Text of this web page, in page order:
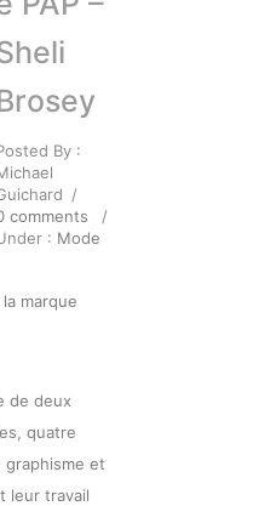
By :
/
comments
/
: Mode
marque
de deux
quatre
graphisme et
leur travail